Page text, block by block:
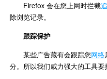
Firefox 会在您上网时拦截
除浏览记录。
跟踪保护
某些广告藏有会跟踪您网络
分。所以我们威力强大的工具要